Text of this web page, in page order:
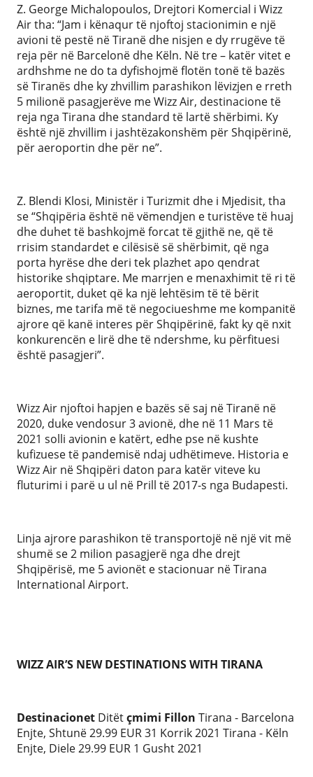
Z. George Michalopoulos, Drejtori Komercial i Wizz
Air tha: “Jam i kënaqur të njoftoj stacionimin e një
avioni të pestë në Tiranë dhe nisjen e dy rrugëve të
reja për në Barcelonë dhe Këln. Në tre – katër vitet e
ardhshme ne do ta dyfishojmë flotën tonë të bazës
së Tiranës dhe ky zhvillim parashikon lëvizjen e rreth
5 milionë pasagjerëve me Wizz Air, destinacione të
reja nga Tirana dhe standard të lartë shërbimi. Ky
është një zhvillim i jashtëzakonshëm për Shqipërinë,
për aeroportin dhe për ne”.
Z. Blendi Klosi, Ministër i Turizmit dhe i Mjedisit, tha
se “Shqipëria është në vëmendjen e turistëve të huaj
dhe duhet të bashkojmë forcat të gjithë ne, që të
rrisim standardet e cilësisë së shërbimit, që nga
porta hyrëse dhe deri tek plazhet apo qendrat
historike shqiptare. Me marrjen e menaxhimit të ri të
aeroportit, duket që ka një lehtësim të të bërit
biznes, me tarifa më të negociueshme me kompanitë
ajrore që kanë interes për Shqipërinë, fakt ky që nxit
konkurencën e lirë dhe të ndershme, ku përfituesi
është pasagjeri”.
Wizz Air njoftoi hapjen e bazës së saj në Tiranë në
2020, duke vendosur 3 avionë, dhe në 11 Mars të
2021 solli avionin e katërt, edhe pse në kushte
kufizuese të pandemisë ndaj udhëtimeve. Historia e
Wizz Air në Shqipëri daton para katër viteve ku
fluturimi i parë u ul në Prill të 2017-s nga Budapesti.
Linja ajrore parashikon të transportojë në një vit më
shumë se 2 milion pasagjerë nga dhe drejt
Shqipërisë, me 5 avionët e stacionuar në Tirana
International Airport.
WIZZ AIR’S NEW DESTINATIONS WITH TIRANA
Destinacionet Ditëtçmimi Fillon Tirana - Barcelona
Enjte, Shtunë 29.99 EUR 31 Korrik 2021 Tirana - Këln
Enjte, Diele 29.99 EUR 1 Gusht 2021